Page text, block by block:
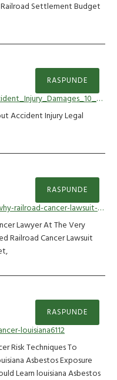
Settlement Budget
https://algowiki.win/wiki/Post:Accident_Injury_Damages_10_Things_Id_Like_To_Have_Known_Earlier
RASPUNDE
Accident Injury Legal
https://forceturkey56.werite.net/why-railroad-cancer-lawsuit-settlements-support-is-the-next-big-obsession
RASPUNDE
Lawyer At The Very
Railroad Cancer Lawsuit
louisiana6112
RASPUNDE
Risk Techniques To
Asbestos Exposure
Learn louisiana Asbestos